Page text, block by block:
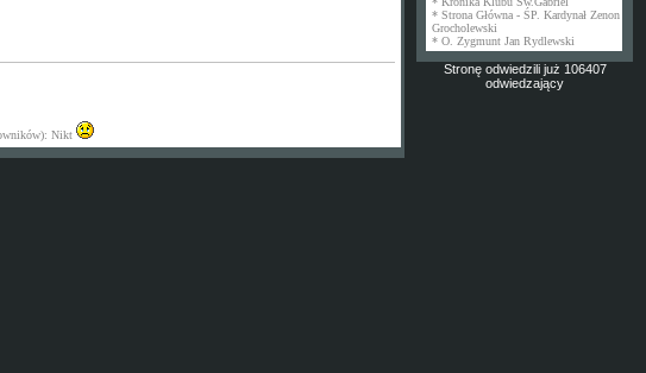
Nikt
* Strona Główna - ŚP. Kardynał Zenon
Grocholewski
* O. Zygmunt Jan Rydlewski
Stronę odwiedzili już 106407
odwiedzający